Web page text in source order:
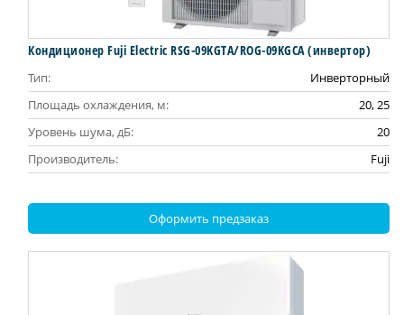
Кондиционер Fuji Electric RSG-09KGTA/ROG-09KGCA (инвертор)
Тип:
Инверторный
Площадь охлаждения, м:
20, 25
Уровень шума, дБ:
20
Производитель:
Fuji
Оформить предзаказ